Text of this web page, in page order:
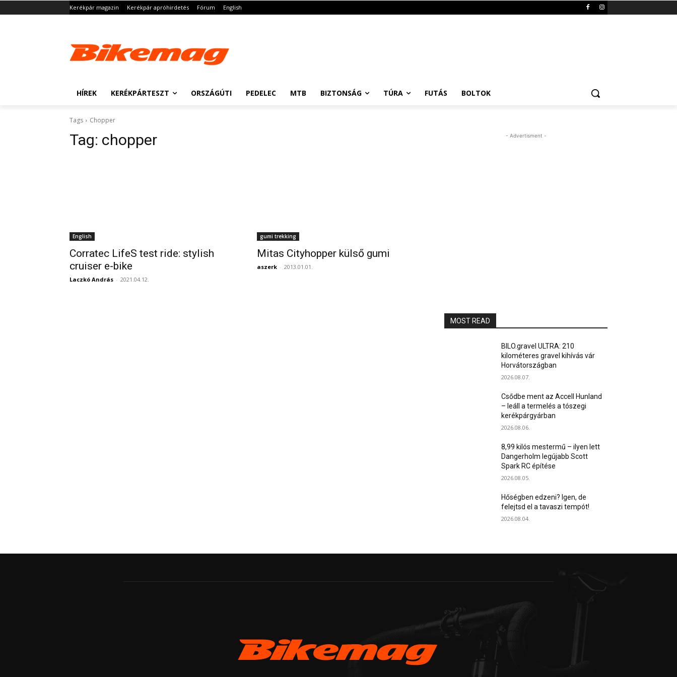
Kerékpár magazin Kerékpár apróhirdetés Fórum English
HÍREK KERÉKPÁRTESZT ORSZÁGÚTI PEDELEC MTB BIZTONSÁG TÚRA FUTÁS BOLTOK
Tags Chopper
Tag: chopper
English
Corratec LifeS test ride: stylish
cruiser e-bike
Laczkó András - 2021.04.12.
gumi trekking
Mitas Cityhopper külső gumi
aszerk - 2013.01.01.
- Advertisment -
MOST READ
BILO.gravel ULTRA: 210
kilométeres gravel kihívás vár
Horvátországban
2026.08.07.
Csődbe ment az Accell Hunland
– leáll a termelés a tószegi
kerékpárgyárban
2026.08.06.
8,99 kilós mestermű – ilyen lett
Dangerholm legújabb Scott
Spark RC építése
2026.08.05.
Hőségben edzeni? Igen, de
felejtsd el a tavaszi tempót!
2026.08.04.